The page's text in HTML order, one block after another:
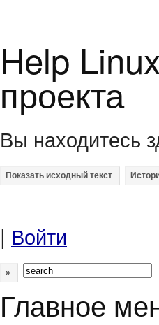
Help
проекта
Вы находитесь
| Войти
»
Главное